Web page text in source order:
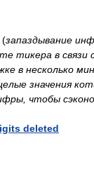
(запаздывание
тикера в
в несколько
значения
чтобы
deleted